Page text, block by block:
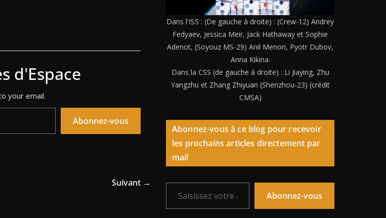
d'Espace
your email.
Abonnez-vous
Suivant →
Dans l'ISS : (De gauche à droite) : (Crew-12) Andrey
Fedyaev, Jessica Meir, Jack Hathaway et Sophie
Adenot, (Soyouz MS-29) Anil Menon, Pyotr Dubov,
Anna Kikina.
Dans la CSS (de gauche à droite) : Li Jiaying, Zhu
Yangzhu et Zhang Zhiyuan (Shenzhou-23) (crédit
CMSA)
Abonnez-vous à ce blog pour recevoir
les prochains articles directement par
mail
Saisissez votre adresse e-mail…
Abonnez-vous